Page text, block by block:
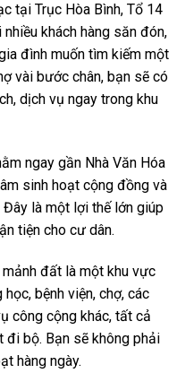
tại Trục Hòa Bình, Tổ 14
khách hàng săn đón,
đình muốn tìm kiếm một
vài bước chân, bạn sẽ có
dịch vụ ngay trong khu
ngay gần Nhà Văn Hóa
sinh hoạt cộng đồng và
là một lợi thế lớn giúp
tiện cho cư dân.
mảnh đất là một khu vực
bệnh viện, chợ, các
công cộng khác, tất cả
đi bộ. Bạn sẽ không phải
hàng ngày.